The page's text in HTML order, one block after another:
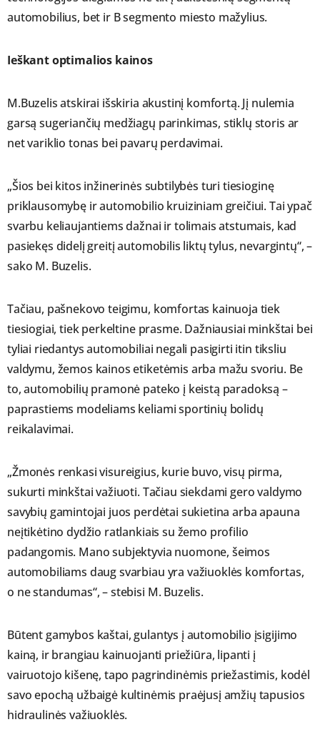
automobilius, bet ir B segmento miesto mažylius.
Ieškant optimalios kainos
M.Buzelis atskirai išskiria akustinį komfortą. Jį nulemia
garsą sugeriančių medžiagų parinkimas, stiklų storis ar
net variklio tonas bei pavarų perdavimai.
„Šios bei kitos inžinerinės subtilybės turi tiesioginę
priklausomybę ir automobilio kruiziniam greičiui. Tai ypač
svarbu keliaujantiems dažnai ir tolimais atstumais, kad
pasiekęs didelį greitį automobilis liktų tylus, nevargintų“, –
sako M. Buzelis.
Tačiau, pašnekovo teigimu, komfortas kainuoja tiek
tiesiogiai, tiek perkeltine prasme. Dažniausiai minkštai bei
tyliai riedantys automobiliai negali pasigirti itin tiksliu
valdymu, žemos kainos etiketėmis arba mažu svoriu. Be
to, automobilių pramonė pateko į keistą paradoksą –
paprastiems modeliams keliami sportinių bolidų
reikalavimai.
„Žmonės renkasi visureigius, kurie buvo, visų pirma,
sukurti minkštai važiuoti. Tačiau siekdami gero valdymo
savybių gamintojai juos perdėtai sukietina arba apauna
neįtikėtino dydžio ratlankiais su žemo profilio
padangomis. Mano subjektyvia nuomone, šeimos
automobiliams daug svarbiau yra važiuoklės komfortas,
o ne standumas“, – stebisi M. Buzelis.
Būtent gamybos kaštai, gulantys į automobilio įsigijimo
kainą, ir brangiau kainuojanti priežiūra, lipanti į
vairuotojo kišenę, tapo pagrindinėmis priežastimis, kodėl
savo epochą užbaigė kultinėmis praėjusį amžių tapusios
hidraulinės važiuoklės.